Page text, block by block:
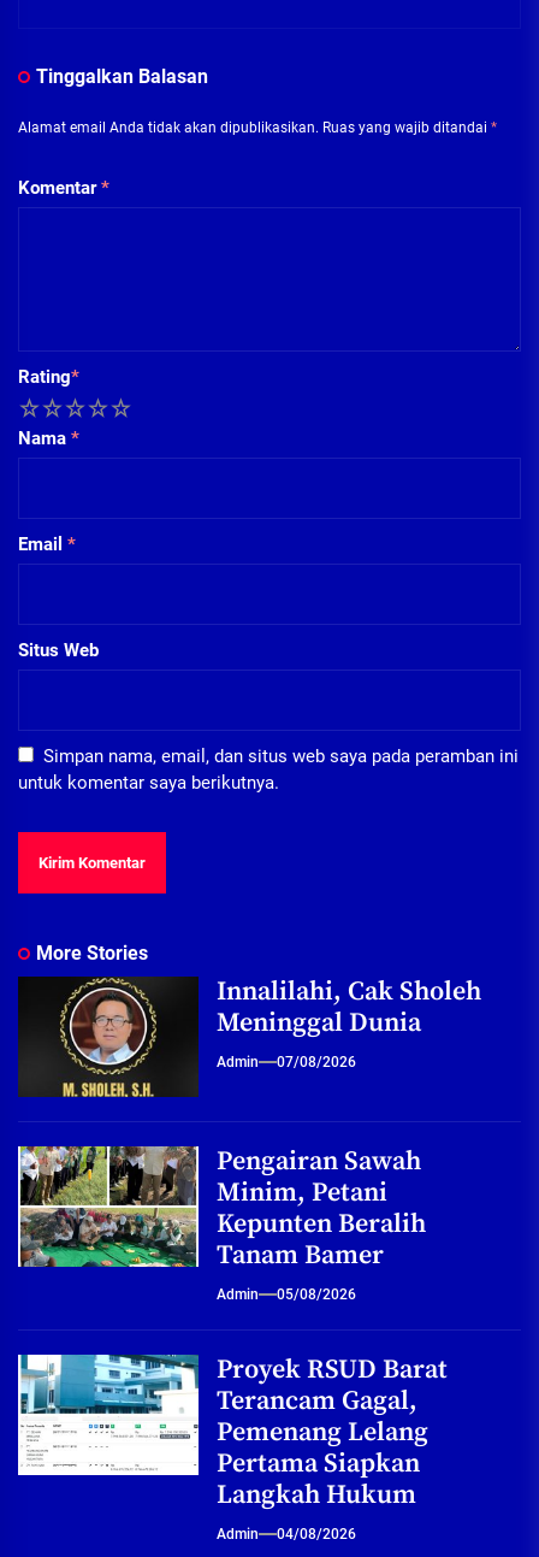
Tinggalkan Balasan
Alamat email Anda tidak akan dipublikasikan. Ruas yang wajib ditandai *
Komentar*
Rating*
5
4
3
2
Nama *
Email *
Situs Web
Simpan nama, email, dan situs web saya pada peramban ini
untuk komentar saya berikutnya.
More Stories
Innalilahi, Cak Sholeh
Meninggal Dunia
Admin 07/08/2026
Pengairan Sawah
Minim, Petani
Kepunten Beralih
Tanam Bamer
Admin 05/08/2026
Proyek RSUD Barat
Terancam Gagal,
Pemenang Lelang
Pertama Siapkan
Langkah Hukum
Admin 04/08/2026